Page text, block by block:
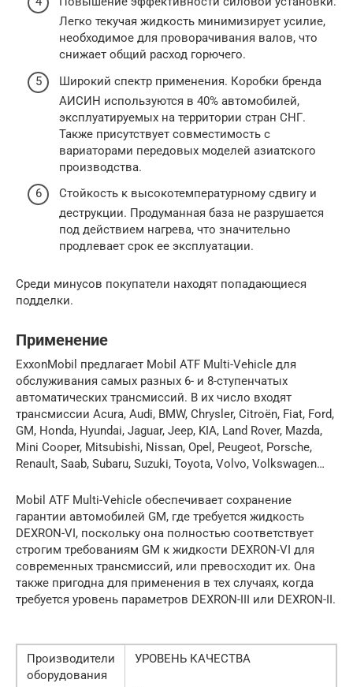
Легко текучая жидкость минимизирует усилие,
необходимое для проворачивания валов, что
снижает общий расход горючего.
Широкий спектр применения. Коробки бренда
АИСИН используются в 40% автомобилей,
эксплуатируемых на территории стран СНГ.
Также присутствует совместимость с
вариаторами передовых моделей азиатского
производства.
Стойкость к высокотемпературному сдвигу и
деструкции. Продуманная база не разрушается
под действием нагрева, что значительно
продлевает срок ее эксплуатации.
Среди минусов покупатели находят попадающиеся
подделки.
Применение
ExxonMobil предлагает Mobil ATF Multi-Vehicle для
обслуживания самых разных 6- и 8-ступенчатых
автоматических трансмиссий. В их число входят
трансмиссии Acura, Audi, BMW, Chrysler, Citroën, Fiat, Ford,
GM, Honda, Hyundai, Jaguar, Jeep, KIA, Land Rover, Mazda,
Mini Cooper, Mitsubishi, Nissan, Opel, Peugeot, Porsche,
Renault, Saab, Subaru, Suzuki, Toyota, Volvo, Volkswagen…
Mobil ATF Multi-Vehicle обеспечивает сохранение
гарантии автомобилей GM, где требуется жидкость
DEXRON-VI, поскольку она полностью соответствует
строгим требованиям GM к жидкости DEXRON-VI для
современных трансмиссий, или превосходит их. Она
также пригодна для применения в тех случаях, когда
требуется уровень параметров DEXRON-III или DEXRON-II.
Производители
оборудования
УРОВЕНЬ КАЧЕСТВА